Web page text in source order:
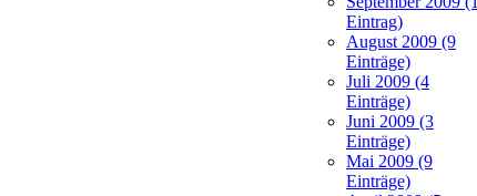
Eintrag)
August 2009 (9
Einträge)
Juli 2009 (4
Einträge)
Juni 2009 (3
Einträge)
Mai 2009 (9
Einträge)